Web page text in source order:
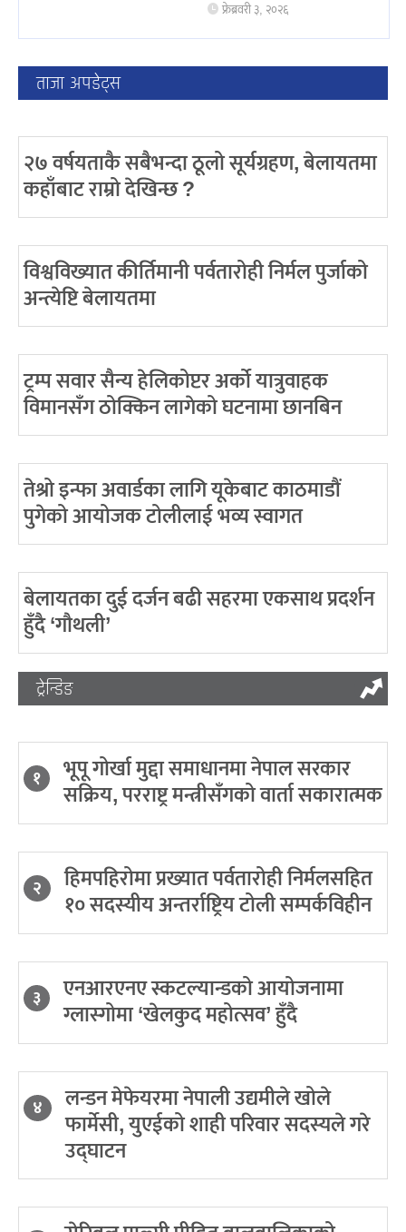
फ्रेब्रवरी ३, २०२६
ताजा अपडेट्स
२७ वर्षयताकै सबैभन्दा ठूलो सूर्यग्रहण, बेलायतमा
कहाँबाट राम्रो देखिन्छ ?
विश्वविख्यात कीर्तिमानी पर्वतारोही निर्मल पुर्जाको
अन्त्येष्टि बेलायतमा
ट्रम्प सवार सैन्य हेलिकोप्टर अर्को यात्रुवाहक
विमानसँग ठोक्किन लागेको घटनामा छानबिन
तेश्रो इन्फा अवार्डका लागि यूकेबाट काठमाडौं
पुगेको आयोजक टोलीलाई भव्य स्वागत
बेलायतका दुई दर्जन बढी सहरमा एकसाथ प्रदर्शन
हुँदै ‘गौथली’
ट्रेन्डिङ
१ भूपू गोर्खा मुद्दा समाधानमा नेपाल सरकार
सक्रिय, परराष्ट्र मन्त्रीसँगको वार्ता सकारात्मक
२ हिमपहिरोमा प्रख्यात पर्वतारोही निर्मलसहित
१० सदस्यीय अन्तर्राष्ट्रिय टोली सम्पर्कविहीन
३ एनआरएनए स्कटल्यान्डको आयोजनामा
ग्लास्गोमा ‘खेलकुद महोत्सव’ हुँदै
४ लन्डन मेफेयरमा नेपाली उद्यमीले खोले
फार्मेसी, युएईको शाही परिवार सदस्यले गरे
उद्घाटन